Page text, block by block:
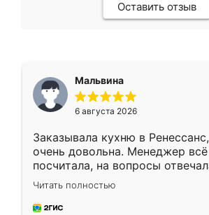
Оставить отзыв
Мальвина
6 августа 2026
Заказывала кухню в
очень довольна. Менеджер
посчитала, на вопросы
Замерщик приехал в субботу,
делу со всей
за день, ребята работали
Читать полностью